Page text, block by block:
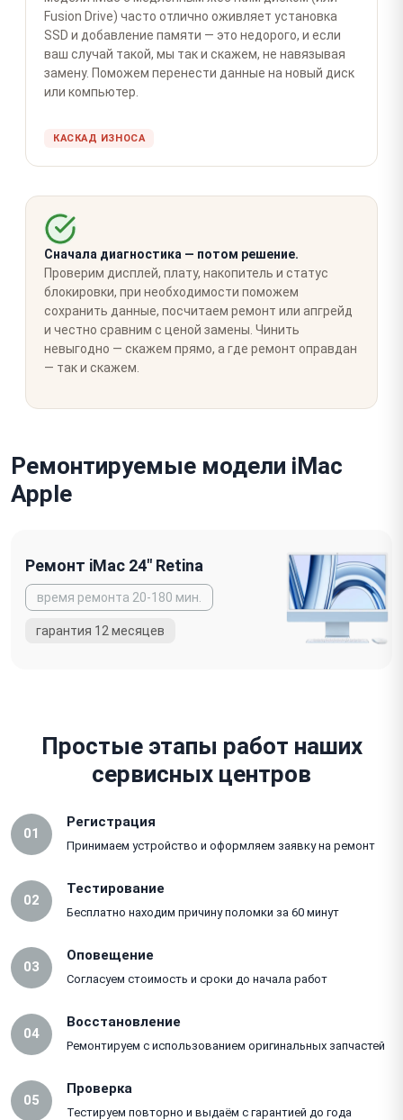
Fusion Drive) часто отлично оживляет установка
SSD и добавление памяти — это недорого, и если
ваш случай такой, мы так и скажем, не навязывая
замену. Поможем перенести данные на новый диск
или компьютер.
КАСКАД ИЗНОСА
Сначала диагностика — потом решение.
Проверим дисплей, плату, накопитель и статус
блокировки, при необходимости поможем
сохранить данные, посчитаем ремонт или апгрейд
и честно сравним с ценой замены. Чинить
невыгодно — скажем прямо, а где ремонт оправдан
— так и скажем.
Ремонтируемые модели iMac
Apple
Ремонт iMac 24" Retina
Простые этапы работ наших
сервисных центров
01
Регистрация
Принимаем устройство и оформляем заявку на ремонт
02
Тестирование
Бесплатно находим причину поломки за 60 минут
03
Оповещение
Согласуем стоимость и сроки до начала работ
04
Восстановление
Ремонтируем с использованием оригинальных запчастей
05
Проверка
Тестируем повторно и выдаём с гарантией до года